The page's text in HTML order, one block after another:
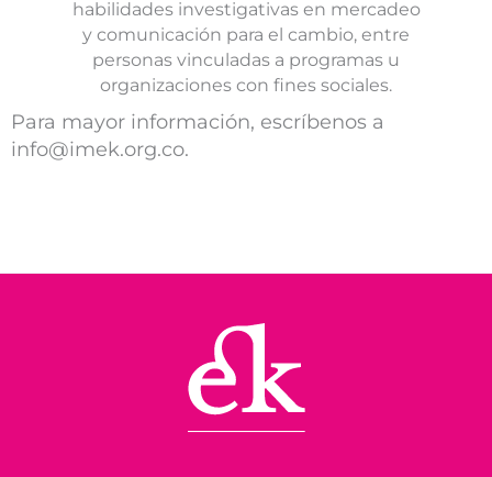
habilidades investigativas en mercadeo
y comunicación para el cambio, entre
personas vinculadas a programas u
organizaciones con fines sociales.
Para mayor información, escríbenos a
info@imek.org.co.